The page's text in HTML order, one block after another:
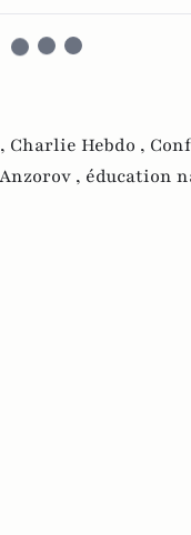
Charlie Hebdo ,
, éducation